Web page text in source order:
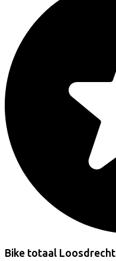
Bike totaal Loosdrecht